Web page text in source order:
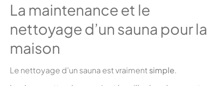
La maintenance et le
nettoyage d’un sauna pour la
maison
Le nettoyage d’un sauna est vraiment simple.